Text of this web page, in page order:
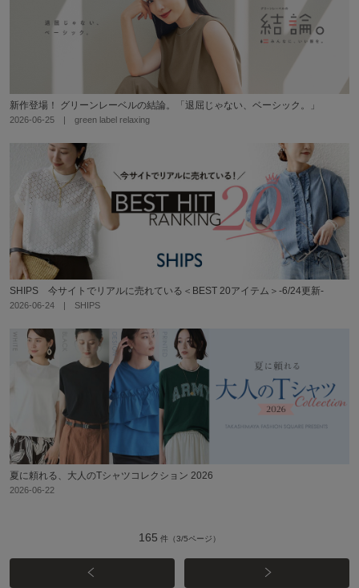
新作登場！ グリーンレーベルの結論。「退屈じゃない、ベーシック。」
2026-06-25 | green label relaxing
SHIPS 今サイトでリアルに売れている＜BEST 20アイテム＞-6/24更新-
2026-06-24 | SHIPS
夏に頼れる、大人のTシャツコレクション 2026
2026-06-22
165 件（3/5ページ）